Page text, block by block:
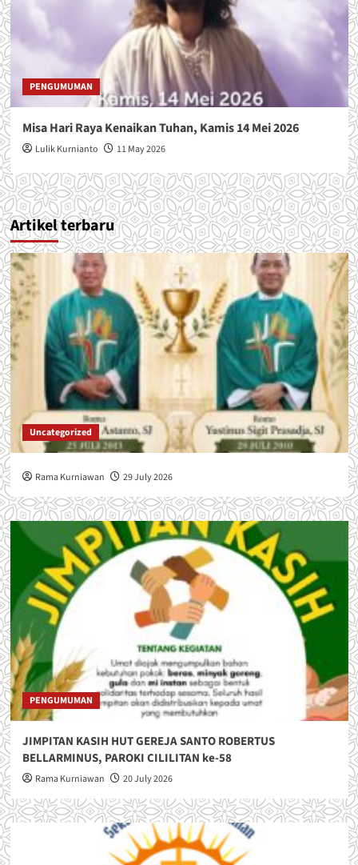
PENGUMUMAN
Misa Hari Raya Kenaikan Tuhan, Kamis 14 Mei 2026
Lulik Kurnianto 11 May 2026
Artikel terbaru
Uncategorized
Rama Kurniawan 29 July 2026
PENGUMUMAN
JIMPITAN KASIH HUT GEREJA SANTO ROBERTUS
BELLARMINUS, PAROKI CILILITAN ke-58
Rama Kurniawan 20 July 2026